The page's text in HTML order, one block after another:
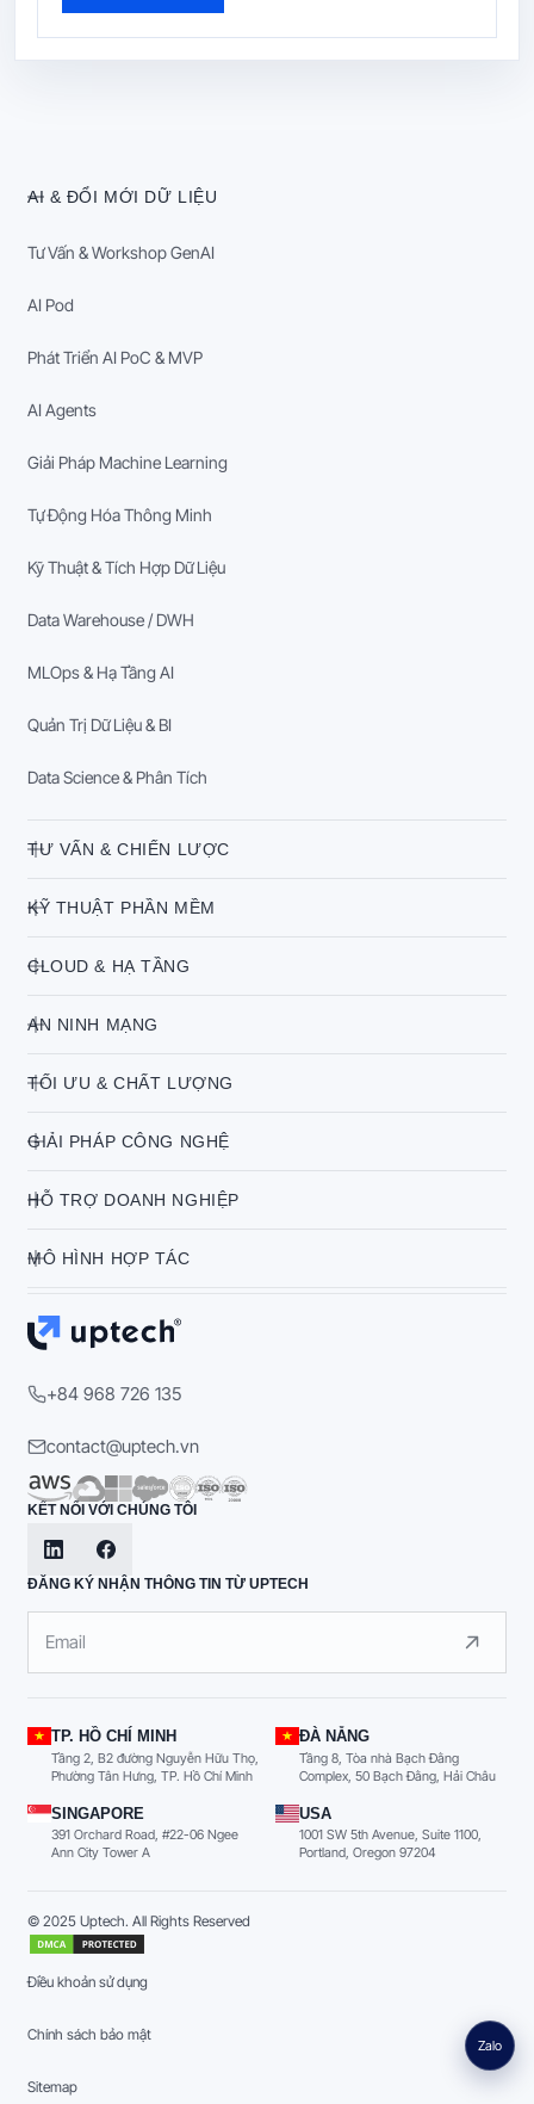
AI & ĐỔI MỚI DỮ LIỆU
Tư Vấn & Workshop GenAI
AI Pod
Phát Triển AI PoC & MVP
AI Agents
Giải Pháp Machine Learning
Tự Động Hóa Thông Minh
Kỹ Thuật & Tích Hợp Dữ Liệu
Data Warehouse / DWH
MLOps & Hạ Tầng AI
Quản Trị Dữ Liệu & BI
Data Science & Phân Tích
TƯ VẤN & CHIẾN LƯỢC
KỸ THUẬT PHẦN MỀM
CLOUD & HẠ TẦNG
AN NINH MẠNG
TỐI ƯU & CHẤT LƯỢNG
GIẢI PHÁP CÔNG NGHỆ
HỖ TRỢ DOANH NGHIỆP
MÔ HÌNH HỢP TÁC
+84 968 726 135
contact@uptech.vn
KẾT NỐI VỚI CHÚNG TÔI
ĐĂNG KÝ NHẬN THÔNG TIN TỪ UPTECH
TP. HỒ CHÍ MINH
Tầng 2, B2 đường Nguyễn Hữu Thọ,
Phường Tân Hưng, TP. Hồ Chí Minh
ĐÀ NẴNG
Tầng 8, Tòa nhà Bạch Đằng
Complex, 50 Bạch Đằng, Hải Châu
SINGAPORE
391 Orchard Road, #22-06 Ngee
Ann City Tower A
USA
1001 SW 5th Avenue, Suite 1100,
Portland, Oregon 97204
© 2025 Uptech. All Rights Reserved
Điều khoản sử dụng
Chính sách bảo mật
Sitemap
Zalo